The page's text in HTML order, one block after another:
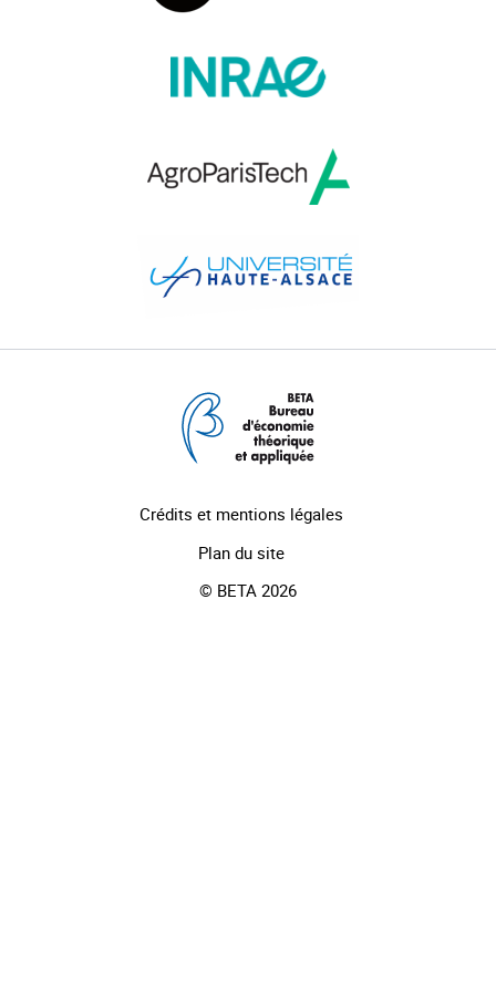
Crédits et mentions légales
Plan du site
© BETA 2026